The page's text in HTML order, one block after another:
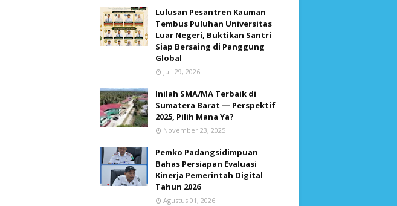
Lulusan Pesantren Kauman
Tembus Puluhan Universitas
Luar Negeri, Buktikan Santri
Siap Bersaing di Panggung
Global
Juli 29, 2026
Inilah SMA/MA Terbaik di
Sumatera Barat — Perspektif
2025, Pilih Mana Ya?
November 23, 2025
Pemko Padangsidimpuan
Bahas Persiapan Evaluasi
Kinerja Pemerintah Digital
Tahun 2026
Agustus 01, 2026